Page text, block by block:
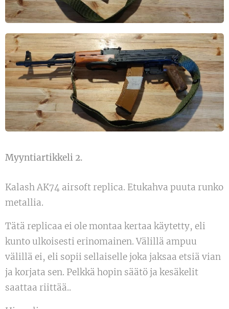
Myyntiartikkeli 2.
Kalash AK74 airsoft replica. Etukahva puuta runko
metallia.
Tätä replicaa ei ole montaa kertaa käytetty, eli
kunto ulkoisesti erinomainen. Välillä ampuu
välillä ei, eli sopii sellaiselle joka jaksaa etsiä vian
ja korjata sen. Pelkkä hopin säätö ja kesäkelit
saattaa riittää..